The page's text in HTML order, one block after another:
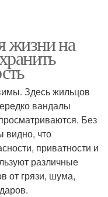
жизни на
Здесь жильцов
вандалы
Без
видно, что
приватности и
различные
от грязи, шума,